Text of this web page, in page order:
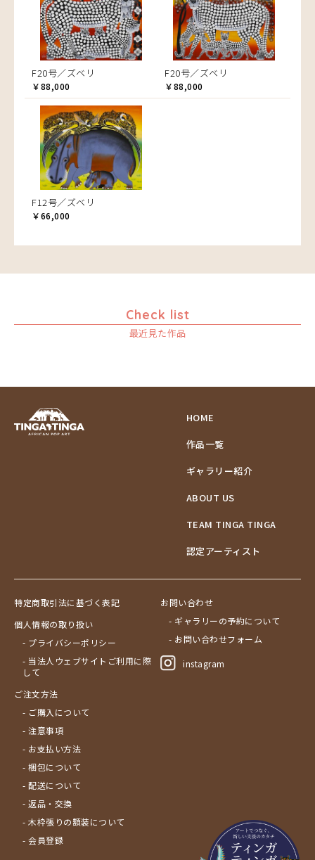
F20号／ズベリ
￥88,000
F20号／ズベリ
￥88,000
F12号／ズベリ
￥66,000
Check list
最近見た作品
HOME
作品一覧
ギャラリー紹介
ABOUT US
TEAM TINGA TINGA
認定アーティスト
特定商取引法に基づく表記
個人情報の取り扱い
- プライバシーポリシー
- 当法人ウェブサイトご利用に際
して
ご注文方法
- ご購入について
- 注意事項
- お支払い方法
- 梱包について
- 配送について
- 返品・交換
- 木枠張りの額装について
- 会員登録
お問い合わせ
- ギャラリーの予約について
- お問い合わせフォーム
instagram